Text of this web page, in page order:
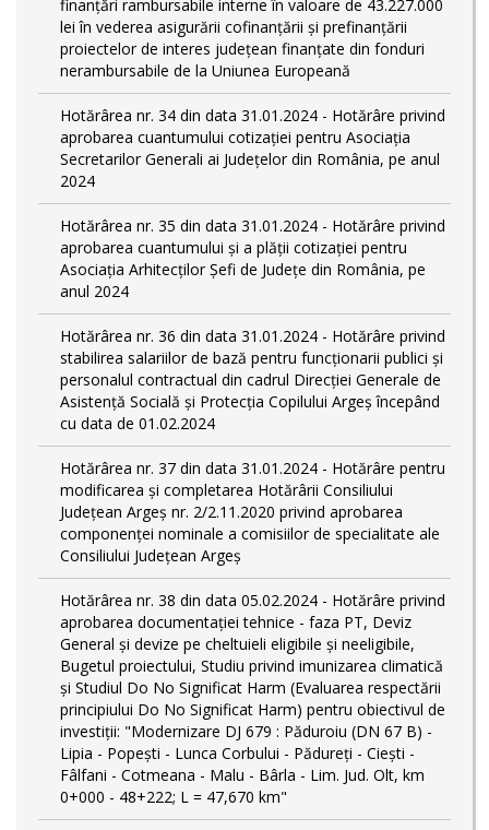
finanțări rambursabile interne în valoare de 43.227.000
lei în vederea asigurării cofinanțării și prefinanțării
proiectelor de interes județean finanțate din fonduri
nerambursabile de la Uniunea Europeană
Hotărârea nr. 34 din data 31.01.2024 - Hotărâre privind
aprobarea cuantumului cotizației pentru Asociația
Secretarilor Generali ai Județelor din România, pe anul
2024
Hotărârea nr. 35 din data 31.01.2024 - Hotărâre privind
aprobarea cuantumului și a plății cotizației pentru
Asociația Arhitecților Șefi de Județe din România, pe
anul 2024
Hotărârea nr. 36 din data 31.01.2024 - Hotărâre privind
stabilirea salariilor de bază pentru funcționarii publici și
personalul contractual din cadrul Direcției Generale de
Asistență Socială și Protecția Copilului Argeş începând
cu data de 01.02.2024
Hotărârea nr. 37 din data 31.01.2024 - Hotărâre pentru
modificarea și completarea Hotărârii Consiliului
Județean Argeș nr. 2/2.11.2020 privind aprobarea
componenței nominale a comisiilor de specialitate ale
Consiliului Județean Argeș
Hotărârea nr. 38 din data 05.02.2024 - Hotărâre privind
aprobarea documentației tehnice - faza PT, Deviz
General și devize pe cheltuieli eligibile și neeligibile,
Bugetul proiectului, Studiu privind imunizarea climatică
și Studiul Do No Significat Harm (Evaluarea respectării
principiului Do No Significat Harm) pentru obiectivul de
investiții: "Modernizare DJ 679 : Păduroiu (DN 67 B) -
Lipia - Popești - Lunca Corbului - Pădureţi - Ciești -
Fâlfani - Cotmeana - Malu - Bârla - Lim. Jud. Olt, km
0+000 - 48+222; L = 47,670 km"